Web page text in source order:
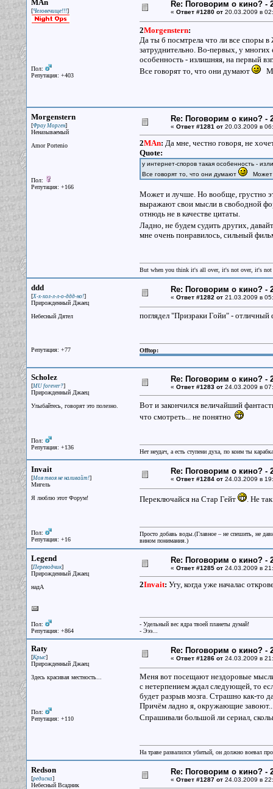
MAn
[Человечище!!!]
Пол:
Репутация: +403
Re: Поговорим о кино? -
« Ответ #1280 от20.03.2009 в
2Morgenstern:
Да ты б посмтрела что ли все споры
затруднительно. Во-первых, у многих
особенность - излишняя, на первый
Все говорят то, что они думают
Morgenstern
[Фрау Морген]
Неназываемый
Amor Portenio
Пол:
Репутация: +166
Re: Поговорим о кино? -
« Ответ #1281 от20.03.2009 в
2MAn: Да мне, честно говоря, не
Quote:
у интернет-споров такая особенность -
Все говорят то, что они думают
Может
Может и лучше. Но вообще, грустно
выражают свои мысли в свободной
отнюдь не в качестве цитаты.
Ладно, не будем судить других,
мне очень понравилось, сильный
But when you think it's all over, it's not over, it's not
ddd
[Х-х-хол-л-л-о-ддд-но!]
Прирожденный Джаец
Небесный Дятел
Репутация: +77
Re: Поговорим о кино? -
« Ответ #1282 от21.03.2009 в
поглядел "Призраки Гойи" - отличный
Offtop:
Scholez
[MU forever?]
Прирожденный Джаец
Улыбайтесь, говорят это полезно.
Пол:
Репутация: +136
Re: Поговорим о кино? -
« Ответ #1283 от24.03.2009 в
Вот и закончился величайший
что смотреть... не понятно
Нет неудач, а есть ступени духа, по коим ты
Invait
[Моя твоя не наливайт!]
Мигель
Я люблю этот Форум!
Пол:
Репутация: +16
Re: Поговорим о кино? -
« Ответ #1284 от24.03.2009 в
Переключайся на Стар Гейт . Не
Просто добавь воды.(Главное – не спешить, не
вином понимания.)
Legend
[Переводчик]
Прирожденный Джаец
надА
Пол:
Репутация: +864
Re: Поговорим о кино? -
« Ответ #1285 от24.03.2009 в
2Invait: Угу, когда уже началас
- Удельный вес ядра твоей планеты думай!
- Эээ...
Raty
[Крыс]
Прирожденный Джаец
Здесь красивая местность...
Пол:
Репутация: +110
Re: Поговорим о кино? -
« Ответ #1286 от24.03.2009 в
Меня вот посещают нездоровые
с нетерпением ждал следующей, то
будет разрыв мозга. Страшно как-то
Причём ладно я, окружающие
Спрашивали большой ли сериал,
На траве развалился убитый, он должно воевал
Redson
[редиска]
Небесный Всадник
Re: Поговорим о кино? -
« Ответ #1287 от24.03.2009 в